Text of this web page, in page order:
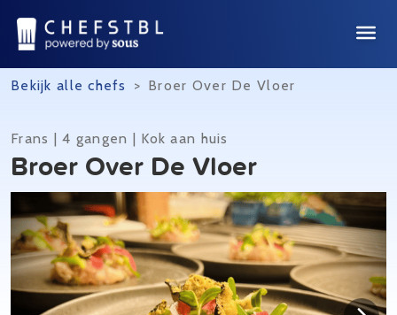
Bekijk alle chefs > Broer Over De Vloer
Frans | 4 gangen | Kok aan huis
Broer Over De Vloer